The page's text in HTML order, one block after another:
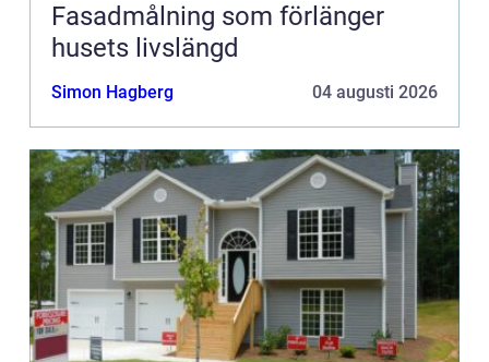
Fasadmålning som förlänger
husets livslängd
Simon Hagberg 04 augusti 2026